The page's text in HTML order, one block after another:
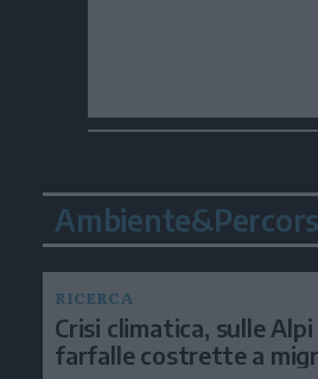
RICERCA
Crisi climatica, sulle
farfalle costrette a